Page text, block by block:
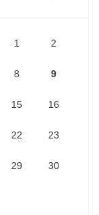
1 2
8 9
15 16
22 23
29 30